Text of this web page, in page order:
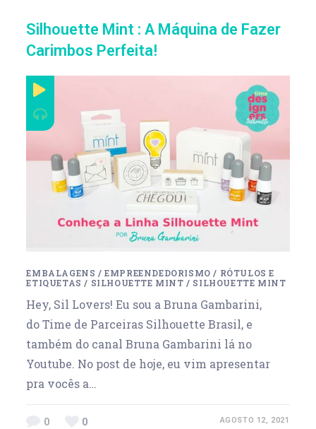
Silhouette Mint : A Máquina de Fazer
Carimbos Perfeita!
EMBALAGENS /EMPREENDEDORISMO / RÓTULOS E
ETIQUETAS / SILHOUETTE MINT / SILHOUETTE MINT
Hey, Sil Lovers! Eu sou a Bruna Gambarini,
do Time de Parceiras Silhouette Brasil, e
também do canal Bruna Gambarini lá no
Youtube. No post de hoje, eu vim apresentar
pra vocês a…
0 0 AGOSTO 12, 2021